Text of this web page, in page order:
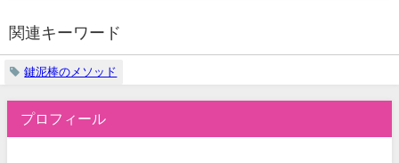
関連キーワード
鍵泥棒のメソッド
プロフィール